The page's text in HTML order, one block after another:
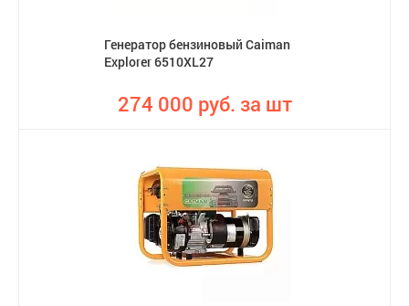
Генератор бензиновый Caiman
Explorer 6510XL27
274 000 руб. за шт